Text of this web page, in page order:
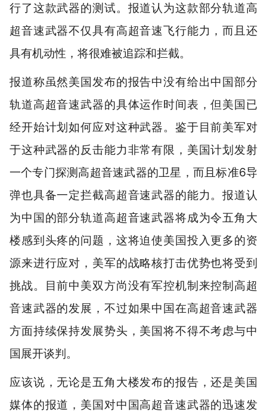
行了这款武器的测试。报道认为这款部分轨道高
超音速武器不仅具有高超音速飞行能力，而且还
具有机动性，将很难被追踪和拦截。
报道称虽然美国发布的报告中没有给出中国部分
轨道高超音速武器的具体运作时间表，但美国已
经开始计划如何应对这种武器。鉴于目前美军对
于这种武器的反击能力非常有限，美国计划发射
一个专门探测高超音速武器的卫星，而且标准6导
弹也具备一定拦截高超音速武器的能力。报道认
为中国的部分轨道高超音速武器将成为令五角大
楼感到头疼的问题，这将迫使美国投入更多的资
源来进行应对，美军的战略核打击优势也将受到
挑战。目前中美双方尚没有军控机制来控制高超
音速武器的发展，不过如果中国在高超音速武器
方面持续保持发展势头，美国将不得不考虑与中
国展开谈判。
应该说，无论是五角大楼发布的报告，还是美国
媒体的报道，美国对中国高超音速武器的迅速发